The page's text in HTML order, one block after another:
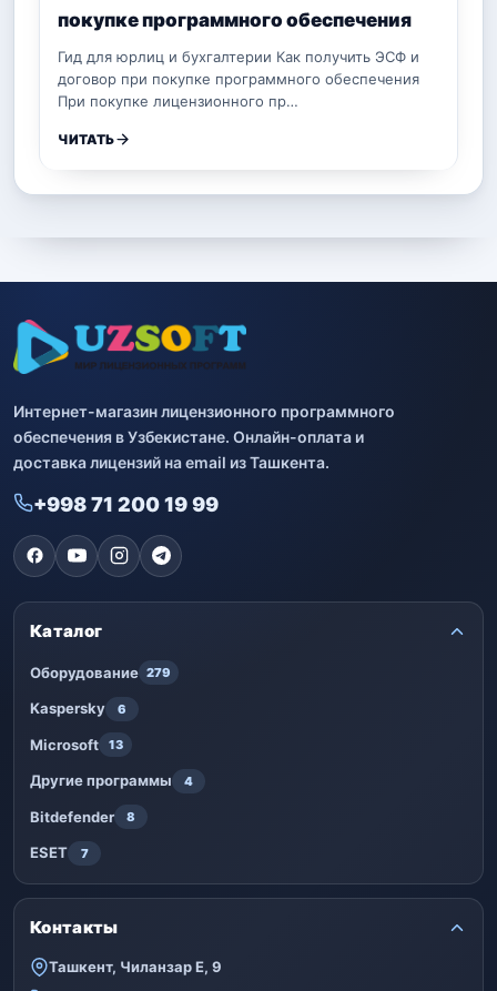
покупке программного обеспечения
Гид для юрлиц и бухгалтерии Как получить ЭСФ и
договор при покупке программного обеспечения
При покупке лицензионного пр…
ЧИТАТЬ
Интернет-магазин лицензионного программного
обеспечения в Узбекистане. Онлайн-оплата и
доставка лицензий на email из Ташкента.
+998 71 200 19 99
Каталог
Оборудование 279
Kaspersky 6
Microsoft 13
Другие программы 4
Bitdefender 8
ESET 7
Контакты
Ташкент, Чиланзар Е, 9